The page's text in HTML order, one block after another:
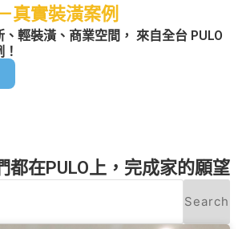
真實裝潢案例
輕裝潢、商業空間， 來自全台 PULO
都在PULO上，完成家的願望
Search